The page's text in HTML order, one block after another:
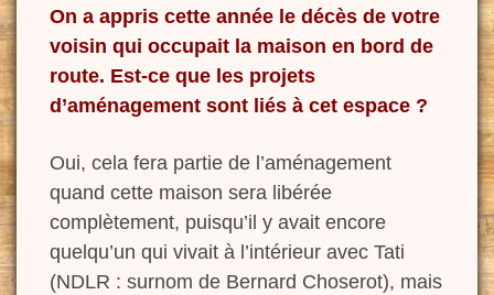
On a appris cette année le décès de votre
voisin qui occupait la maison en bord de
route. Est-ce que les projets
d’aménagement sont liés à cet espace ?
Oui, cela fera partie de l’aménagement
quand cette maison sera libérée
complètement, puisqu’il y avait encore
quelqu’un qui vivait à l’intérieur avec Tati
(NDLR : surnom de Bernard Choserot), mais